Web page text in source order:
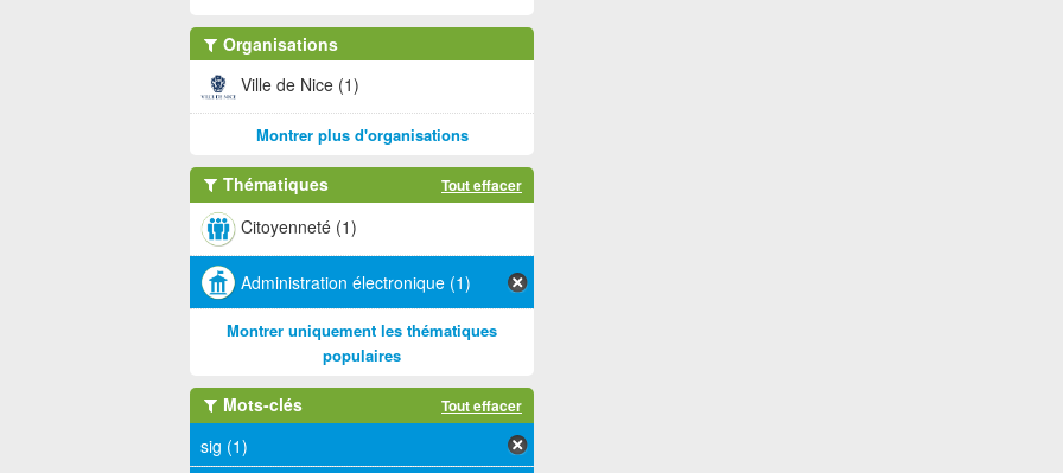
Organisations
Ville de Nice (1)
Montrer plus d'organisations
Thématiques Tout effacer
Citoyenneté (1)
Administration électronique (1)
Montrer uniquement les thématiques
populaires
Mots-clés Tout effacer
sig (1)